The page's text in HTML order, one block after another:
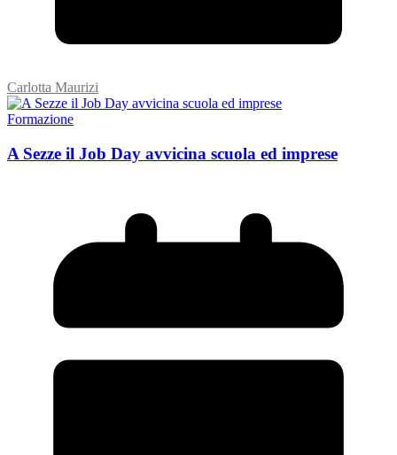
Carlotta Maurizi
Formazione
A Sezze il Job Day avvicina scuola ed imprese